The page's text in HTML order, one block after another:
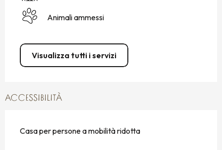
Animali ammessi
Visualizza tutti i servizi
ACCESSIBILITÀ
Casa per persone a mobilità ridotta